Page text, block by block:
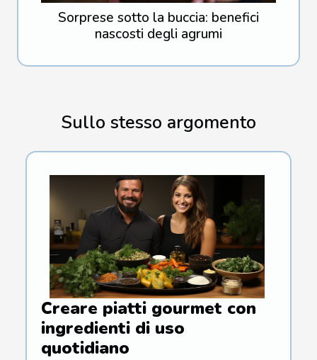
Sorprese sotto la buccia: benefici
nascosti degli agrumi
Sullo stesso argomento
Creare piatti gourmet con
ingredienti di uso
quotidiano